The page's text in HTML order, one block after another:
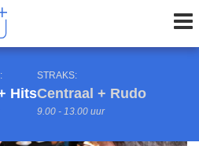
Hits
STRAKS:
Centraal + Rudo
9.00 - 13.00 uur